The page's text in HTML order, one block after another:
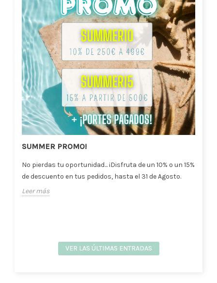
SUMMER PROMO!
No pierdas tu oportunidad... ¡Disfruta de un 10% o un 15%
de descuento en tus pedidos, hasta el 31 de Agosto.
Leer más
VER LAS ÚLTIMAS ENTRADAS